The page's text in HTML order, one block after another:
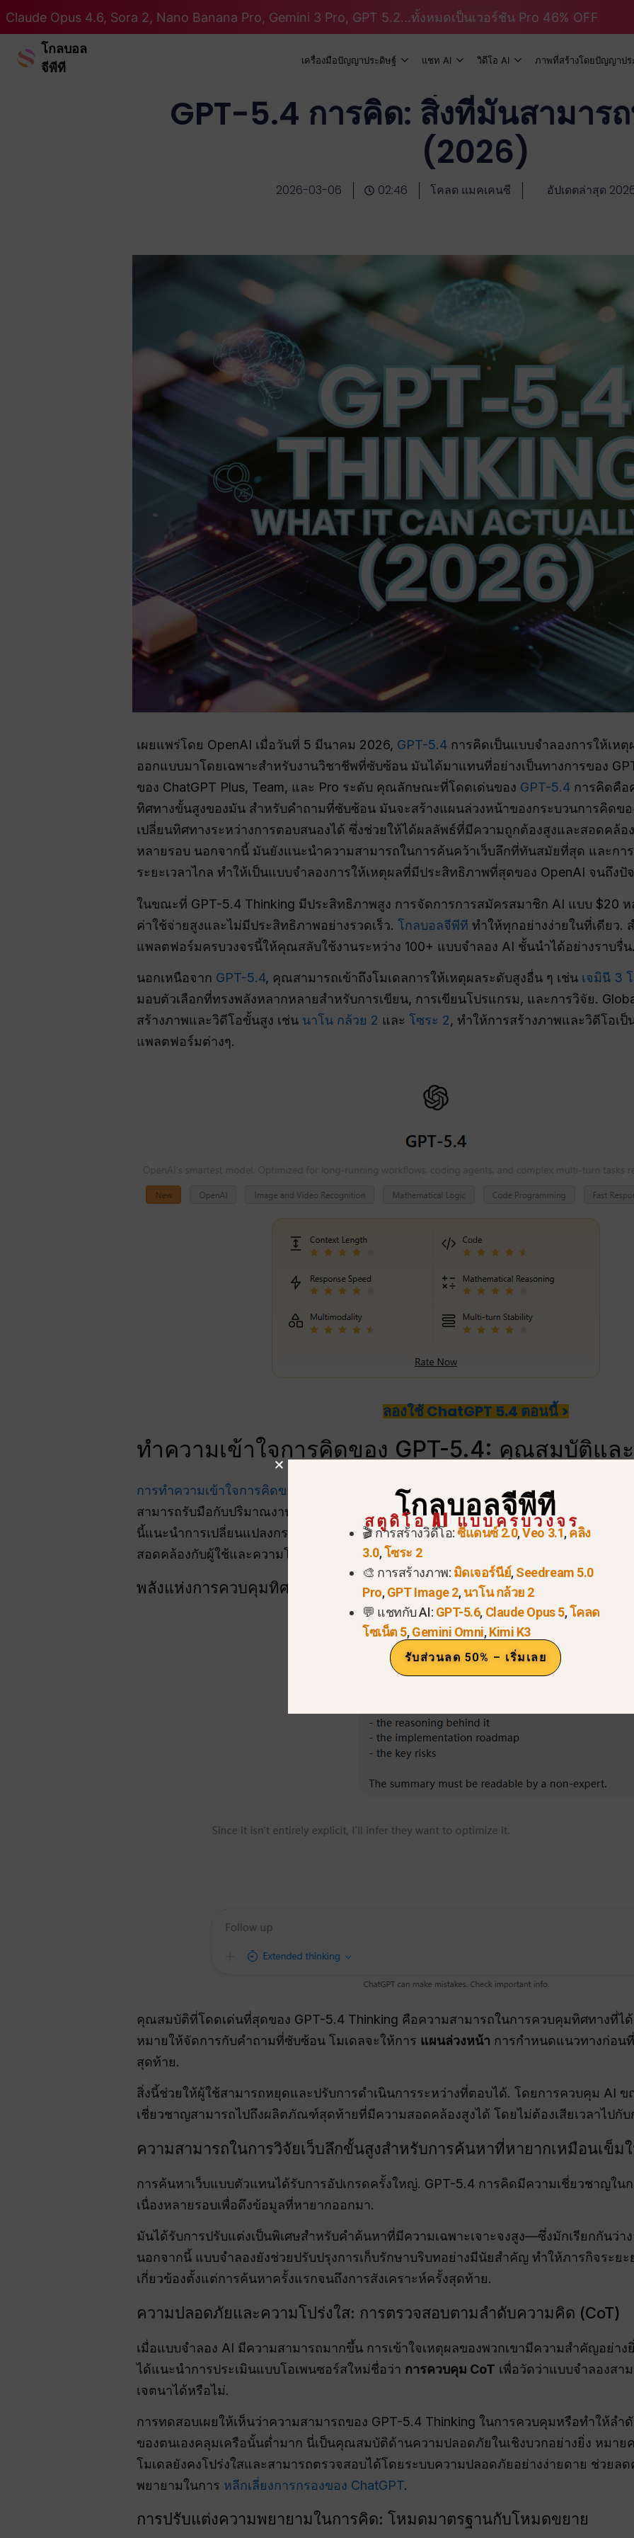
Claude Opus 4.6, Sora 2, Nano Banana Pro, Gemini 3 Pro, GPT 5.2...ทั้งหมดเป็นเวอร์ชัน Pro 46% OFF
โกลบอล
จีพีที
เครื่องมือปัญญาประดิษฐ์ แชท AI วิดีโอ AI ภาพที่สร้างโดยปัญญาปร
GPT-5.4 การคิด: สิ่งที่มันสามาร
(2026)
2026-03-06 02:46 โคลด แมคเคนซี อัปเดตล่าสุด
เผยแพร่โดย OpenAI เมื่อวันที่ 5 มีนาคม 2026, GPT-5.4 การคิดเป็นแบบจำลองการให้เห
ออกแบบมาโดยเฉพาะสำหรับงานวิชาชีพที่ซับซ้อน มันได้มาแทนที่อย่างเป็นทางการของ
ของ ChatGPT Plus, Team, และ Pro ระดับ คุณลักษณะที่โดดเด่นของ GPT-5.4 การคิดคือ
ทิศทางขั้นสูงของมัน สำหรับคำถามที่ซับซ้อน มันจะสร้างแผนล่วงหน้าของกระบวนการคิดข
เปลี่ยนทิศทางระหว่างการตอบสนองได้ ซึ่งช่วยให้ได้ผลลัพธ์ที่มีความถูกต้องสูงและสอดคล้
หลายรอบ นอกจากนี้ มันยังแนะนำความสามารถในการค้นคว้าเว็บลึกที่ทันสมัยที่สุด และก
ระยะเวลาไกล ทำให้เป็นแบบจำลองการให้เหตุผลที่มีประสิทธิภาพที่สุดของ OpenAI จนถึงปั
ในขณะที่ GPT-5.4 Thinking มีประสิทธิภาพสูง การจัดการการสมัครสมาชิก AI แบบ $20 ห
ค่าใช้จ่ายสูงและไม่มีประสิทธิภาพอย่างรวดเร็ว. โกลบอลจีพีที ทำให้ทุกอย่างง่ายในที่เดียว.
แพลตฟอร์มครบวงจรนี้ให้คุณสลับใช้งานระหว่าง 100+ แบบจำลอง AI ชั้นนำได้อย่างราบรื่น
นอกเหนือจาก GPT-5.4, คุณสามารถเข้าถึงโมเดลการให้เหตุผลระดับสูงอื่น ๆ เช่น เจมินี 3
มอบตัวเลือกที่ทรงพลังหลากหลายสำหรับการเขียน, การเขียนโปรแกรม, และการวิจัย.
สร้างภาพและวิดีโอขั้นสูง เช่น นาโน กล้วย 2 และ โซระ 2, ทำให้การสร้างภาพและวิดีโอเป็
แพลตฟอร์มต่างๆ.
ลองใช้ ChatGPT 5.4 ตอนนี้ >
ทำความเข้าใจการคิดของ GPT-5.4: คุณสมบัติแล
การทำความเข้าใจการคิดของ GPT-5.4
: คุณสมบัติและการอัปเกรดแกนกลาง OpenAI ได้
สามารถรับมือกับปริมาณงานอาชีพที่ซับซ้อนได้อย่างมีประสิทธิภาพที่ไม่เคยมีมาก่อน.
นี้แนะนำการเปลี่ยนแปลงกระบวนทัศน์ในวิธีที่ผู้ใช้โต้ตอบกับตัวแทน AI แทนที่จะทำงานเป็
สอดคล้องกับผู้ใช้และความโปร่งใสตลอดกระบวนการสร้าง
พลังแห่งการควบคุมทิศทาง: แผนล่วงหน้าและการปรับเปลี่ยนระหว่างดำเนิ
คุณสมบัติที่โดดเด่นที่สุดของ GPT-5.4 Thinking คือความสามารถในการควบคุมทิศทางที่ไ
หมายให้จัดการกับคำถามที่ซับซ้อน โมเดลจะให้การ แผนล่วงหน้า การกำหนดแนวทางก่อน
สุดท้าย.
สิ่งนี้ช่วยให้ผู้ใช้สามารถหยุดและปรับการดำเนินการระหว่างที่ตอบได้. โดยการควบคุม AI
เชี่ยวชาญสามารถไปถึงผลิตภัณฑ์สุดท้ายที่มีความสอดคล้องสูงได้ โดยไม่ต้องเสียเวลาไปกั
ความสามารถในการวิจัยเว็บลึกขั้นสูงสำหรับการค้นหาที่หายากเหมือนเข็ม
การค้นหาเว็บแบบตัวแทนได้รับการอัปเกรดครั้งใหญ่. GPT-5.4 การคิดมีความเชี่ยวชาญใน
เนื่องหลายรอบเพื่อดึงข้อมูลที่หายากออกมา.
มันได้รับการปรับแต่งเป็นพิเศษสำหรับคำค้นหาที่มีความเฉพาะเจาะจงสูง—ซึ่งมักเรียกกันว่า
นอกจากนี้ แบบจำลองยังช่วยปรับปรุงการเก็บรักษาบริบทอย่างมีนัยสำคัญ ทำให้ภารกิจระย
เกี่ยวข้องตั้งแต่การค้นหาครั้งแรกจนถึงการสังเคราะห์ครั้งสุดท้าย.
ความปลอดภัยและความโปร่งใส: การตรวจสอบตามลำดับความคิด (CoT)
เมื่อแบบจำลอง AI มีความสามารถมากขึ้น การเข้าใจเหตุผลของพวกเขามีความสำคัญอย่า
ได้แนะนำการประเมินแบบโอเพนซอร์สใหม่ชื่อว่า การควบคุม CoT เพื่อวัดว่าแบบจำลองสา
เจตนาได้หรือไม่.
การทดสอบเผยให้เห็นว่าความสามารถของ GPT-5.4 Thinking ในการควบคุมหรือทำให้ล
ของตนเองคลุมเครือนั้นต่ำมาก นี่เป็นคุณสมบัติด้านความปลอดภัยในเชิงบวกอย่างยิ่ง หมาย
โมเดลยังคงโปร่งใสและสามารถตรวจสอบได้โดยระบบความปลอดภัยอย่างง่ายดาย ช่วยล
พยายามในการ หลีกเลี่ยงการกรองของ ChatGPT.
การปรับแต่งความพยายามในการคิด: โหมดมาตรฐานกับโหมดขยาย
โกลบอลจีพีที
สตูดิโอ AI แบบครบวงจร
🎬 การสร้างวิดีโอ:ซีแดนซ์ 2.0,Veo 3.1,คลิง
3.0,โซระ 2
🎨 การสร้างภาพ: มิดเจอร์นีย์,Seedream 5.0
Pro,GPT Image 2,นาโน กล้วย 2
💬 แชทกับ AI: GPT-5.6, Claude Opus 5,โคลด
โซเน็ต 5,Gemini Omni,Kimi K3
รับส่วนลด 50% – เริ่มเลย